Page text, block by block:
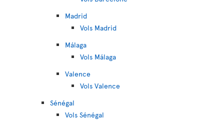
Madrid
Vols Madrid
Málaga
Vols Málaga
Valence
Vols Valence
Sénégal
Vols Sénégal